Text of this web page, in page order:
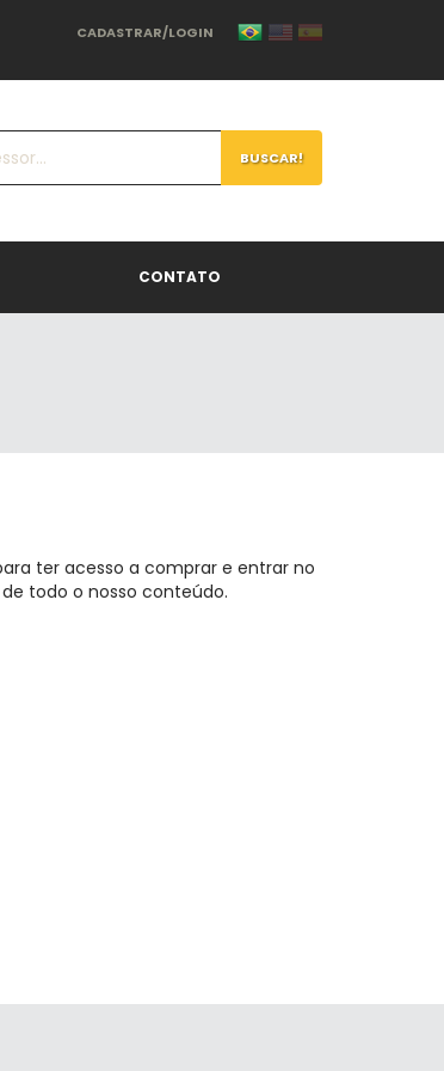
CADASTRAR/LOGIN
BUSCAR!
CONTATO
ter acesso a comprar e entrar no
todo o nosso conteúdo.